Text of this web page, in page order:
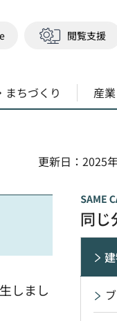
閲覧支援
まちづくり 産
更新日：2025
しまし
同じ